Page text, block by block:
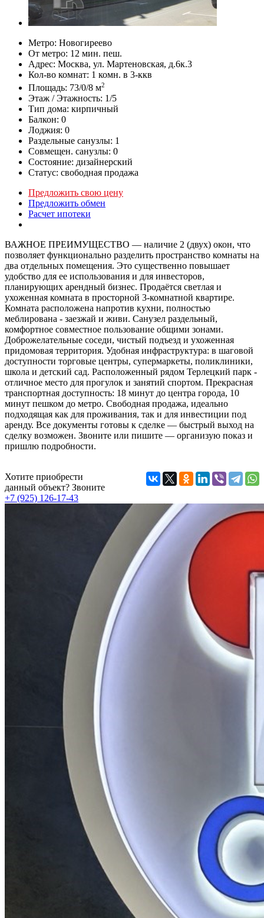
Метро: Новогиреево
От метро: 12 мин. пеш.
Адрес: Москва, ул. Мартеновская, д.6к.3
Кол-во комнат: 1 комн. в 3-ккв
Площадь: 73/0/8 м2
Этаж / Этажность: 1/5
Тип дома: кирпичный
Балкон: 0
Лоджия: 0
Раздельные санузлы: 1
Совмещен. санузлы: 0
Состояние: дизайнерский
Статус: свободная продажа
Предложить свою цену
Предложить обмен
Расчет ипотеки
ВАЖНОЕ ПРЕИМУЩЕСТВО — наличие 2 (двух) окон, что
позволяет функционально разделить пространство комнаты на
два отдельных помещения. Это существенно повышает
удобство для ее использования и для инвесторов,
планирующих арендный бизнес. Продаётся светлая и
ухоженная комната в просторной 3-комнатной квартире.
Комната расположена напротив кухни, полностью
меблирована - заезжай и живи. Санузел раздельный,
комфортное совместное пользование общими зонами.
Доброжелательные соседи, чистый подъезд и ухоженная
придомовая территория. Удобная инфраструктура: в шаговой
доступности торговые центры, супермаркеты, поликлиники,
школа и детский сад. Расположенный рядом Терлецкий парк -
отличное место для прогулок и занятий спортом. Прекрасная
транспортная доступность: 18 минут до центра города, 10
минут пешком до метро. Свободная продажа, идеально
подходящая как для проживания, так и для инвестиции под
аренду. Все документы готовы к сделке — быстрый выход на
сделку возможен. Звоните или пишите — организую показ и
пришлю подробности.
Хотите приобрести
данный объект? Звоните
+7 (925) 126-17-43